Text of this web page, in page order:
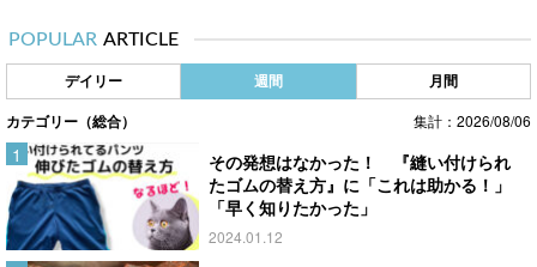
POPULAR ARTICLE
デイリー 週間 月間
カテゴリー（総合） 集計：2026/08/06
その発想はなかった！ 『縫い付けられ
たゴムの替え方』に「これは助かる！」
「早く知りたかった」
2024.01.12